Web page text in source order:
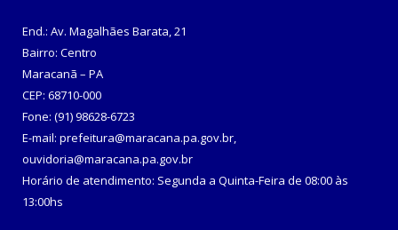
End.: Av. Magalhães Barata, 21
Bairro: Centro
Maracanã – PA
CEP: 68710-000
Fone: (91) 98628-6723
E-mail: prefeitura@maracana.pa.gov.br,
ouvidoria@maracana.pa.gov.br
Horário de atendimento: Segunda a Quinta-Feira de 08:00 às
13:00hs